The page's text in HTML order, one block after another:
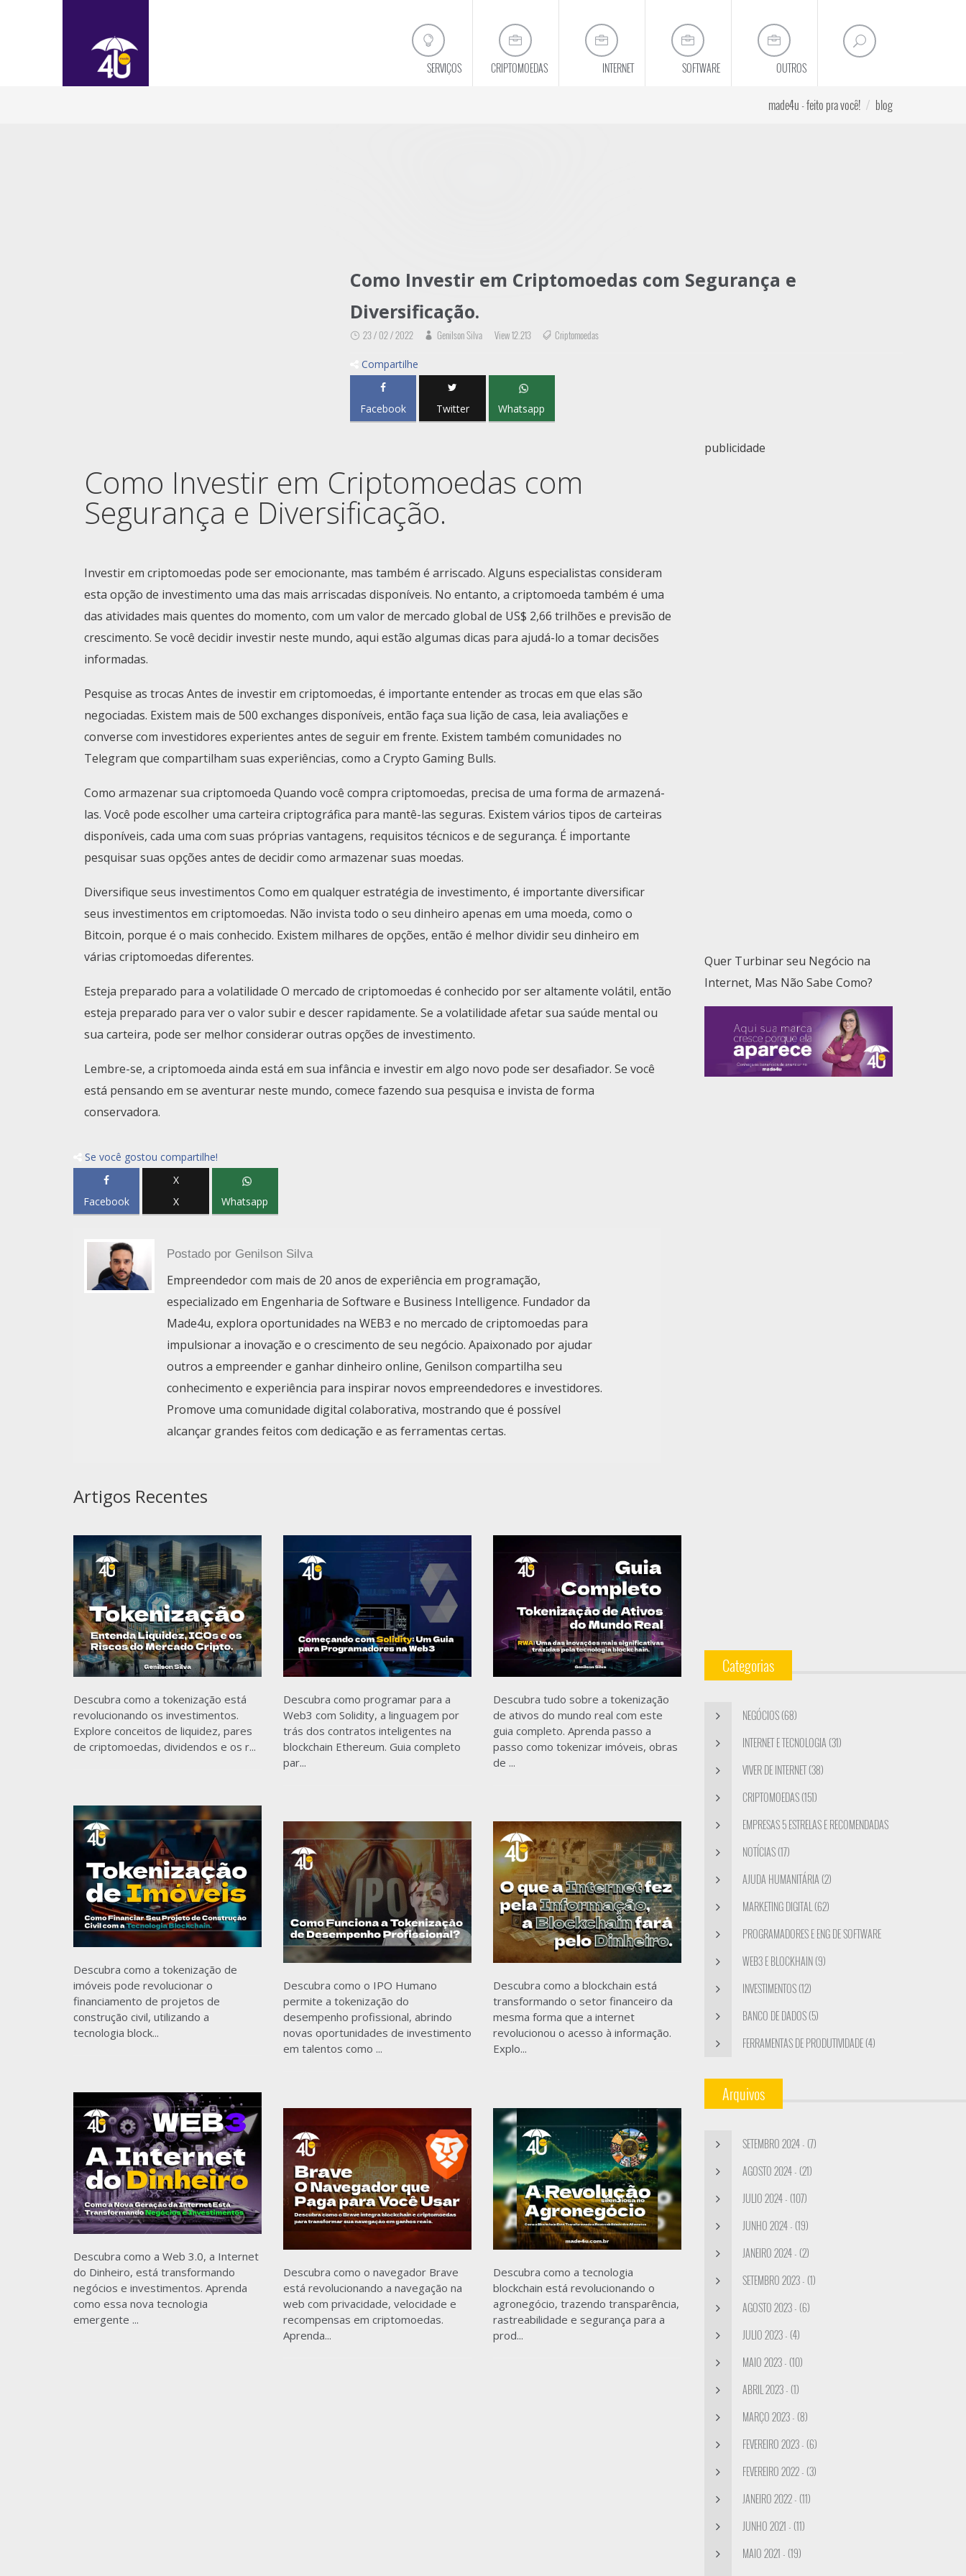
SERVIÇOS CRIPTOMOEDAS INTERNET SOFTWARE OUTROS
made4u - feito pra você! blog
Como Investir em Criptomoedas com Segurança e
Diversificação.
23 / 02 / 2022 Genilson Silva View 12.213 Criptomoedas
Compartilhe
Facebook Twitter Whatsapp
Como Investir em Criptomoedas com
Segurança e Diversificação.
Investir em criptomoedas pode ser emocionante, mas também é arriscado. Alguns especialistas consideram
esta opção de investimento uma das mais arriscadas disponíveis. No entanto, a criptomoeda também é uma
das atividades mais quentes do momento, com um valor de mercado global de US$ 2,66 trilhões e previsão de
crescimento. Se você decidir investir neste mundo, aqui estão algumas dicas para ajudá-lo a tomar decisões
informadas.
Pesquise as trocas Antes de investir em criptomoedas, é importante entender as trocas em que elas são
negociadas. Existem mais de 500 exchanges disponíveis, então faça sua lição de casa, leia avaliações e
converse com investidores experientes antes de seguir em frente. Existem também comunidades no
Telegram que compartilham suas experiências, como a Crypto Gaming Bulls.
Como armazenar sua criptomoeda Quando você compra criptomoedas, precisa de uma forma de armazená-
las. Você pode escolher uma carteira criptográfica para mantê-las seguras. Existem vários tipos de carteiras
disponíveis, cada uma com suas próprias vantagens, requisitos técnicos e de segurança. É importante
pesquisar suas opções antes de decidir como armazenar suas moedas.
Diversifique seus investimentos Como em qualquer estratégia de investimento, é importante diversificar
seus investimentos em criptomoedas. Não invista todo o seu dinheiro apenas em uma moeda, como o
Bitcoin, porque é o mais conhecido. Existem milhares de opções, então é melhor dividir seu dinheiro em
várias criptomoedas diferentes.
Esteja preparado para a volatilidade O mercado de criptomoedas é conhecido por ser altamente volátil, então
esteja preparado para ver o valor subir e descer rapidamente. Se a volatilidade afetar sua saúde mental ou
sua carteira, pode ser melhor considerar outras opções de investimento.
Lembre-se, a criptomoeda ainda está em sua infância e investir em algo novo pode ser desafiador. Se você
está pensando em se aventurar neste mundo, comece fazendo sua pesquisa e invista de forma
conservadora.
Se você gostou compartilhe!
Facebook
X
X
Whatsapp
Postado por Genilson Silva
Empreendedor com mais de 20 anos de experiência em programação,
especializado em Engenharia de Software e Business Intelligence. Fundador da
Made4u, explora oportunidades na WEB3 e no mercado de criptomoedas para
impulsionar a inovação e o crescimento de seu negócio. Apaixonado por ajudar
outros a empreender e ganhar dinheiro online, Genilson compartilha seu
conhecimento e experiência para inspirar novos empreendedores e investidores.
Promove uma comunidade digital colaborativa, mostrando que é possível
alcançar grandes feitos com dedicação e as ferramentas certas.
Artigos Recentes
Descubra como a tokenização está
revolucionando os investimentos.
Explore conceitos de liquidez, pares
de criptomoedas, dividendos e os r...
Descubra como programar para a
Web3 com Solidity, a linguagem por
trás dos contratos inteligentes na
blockchain Ethereum. Guia completo
par...
Descubra tudo sobre a tokenização
de ativos do mundo real com este
guia completo. Aprenda passo a
passo como tokenizar imóveis, obras
de ...
Descubra como a tokenização de
imóveis pode revolucionar o
financiamento de projetos de
construção civil, utilizando a
tecnologia block...
Descubra como o IPO Humano
permite a tokenização do
desempenho profissional, abrindo
novas oportunidades de investimento
em talentos como ...
Descubra como a blockchain está
transformando o setor financeiro da
mesma forma que a internet
revolucionou o acesso à informação.
Explo...
Descubra como a Web 3.0, a Internet
do Dinheiro, está transformando
negócios e investimentos. Aprenda
como essa nova tecnologia
emergente ...
Descubra como o navegador Brave
está revolucionando a navegação na
web com privacidade, velocidade e
recompensas em criptomoedas.
Aprenda...
Descubra como a tecnologia
blockchain está revolucionando o
agronegócio, trazendo transparência,
rastreabilidade e segurança para a
prod...
publicidade
Quer Turbinar seu Negócio na
Internet, Mas Não Sabe Como?
Categorias
NEGÓCIOS (68)
INTERNET E TECNOLOGIA (31)
VIVER DE INTERNET (38)
CRIPTOMOEDAS (151)
EMPRESAS 5 ESTRELAS E RECOMENDADAS
NOTÍCIAS (17)
AJUDA HUMANITÁRIA (2)
MARKETING DIGITAL (62)
PROGRAMADORES E ENG DE SOFTWARE
(12)
WEB3 E BLOCKHAIN (9)
INVESTIMENTOS (12)
BANCO DE DADOS (5)
FERRAMENTAS DE PRODUTIVIDADE (4)
Arquivos
SETEMBRO 2024 - (7)
AGOSTO 2024 - (21)
JULIO 2024 - (107)
JUNHO 2024 - (19)
JANEIRO 2024 - (2)
SETEMBRO 2023 - (1)
AGOSTO 2023 - (6)
JULIO 2023 - (4)
MAIO 2023 - (10)
ABRIL 2023 - (1)
MARÇO 2023 - (8)
FEVEREIRO 2023 - (6)
FEVEREIRO 2022 - (3)
JANEIRO 2022 - (11)
JUNHO 2021 - (11)
MAIO 2021 - (19)